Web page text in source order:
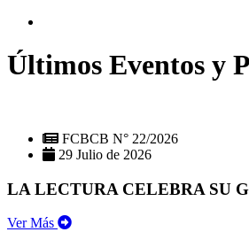
Últimos Eventos y
FCBCB N° 22/2026
29 Julio de 2026
LA LECTURA CELEBRA SU
Ver Más